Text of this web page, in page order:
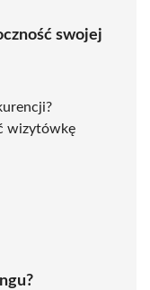
swojej
wizytówkę